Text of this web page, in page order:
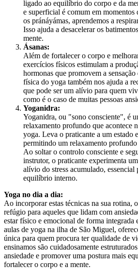
ligado ao equilíbrio do corpo e da
e superficial é comum em momentos
os pránáyámas, aprendemos a
Isso ajuda a desacelerar os
mente.
Ásanas:
Além de fortalecer o corpo e
exercícios físicos estimulam a
hormonas que promovem a
física do yoga também nos ajuda a
que pode ser um alívio para quem
como é o caso de muitas pessoas
Yoganidra:
Yoganidra, ou "sono consciente", é
relaxamento profundo que acontece
yoga. Leva o praticante a um estado
permitindo um relaxamento
Ao soltar o controlo consciente e
instrutor, o praticante experimenta
alívio do stress acumulado, essencial
equilíbrio interno.
Yoga no dia a dia:
Ao incorporar estas técnicas na sua rotina,
refúgio para aqueles que lidam com
estar físico e emocional de forma integrada
aulas de yoga na ilha de São Miguel,
única para quem procura ter qualidade de
ensinamos são cuidadosamente
ansiedade e promover uma postura mais
fortalecer o corpo e a mente.